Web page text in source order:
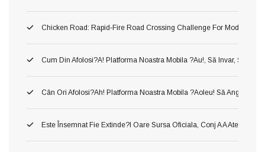
Chicken Road: Rapid‑Fire Road Crossing Challenge For Modern
Cum Din Afolosi?a! Platforma Noastra Mobila ?au!, Să Invar, Ş
Cân Ori Afolosi?ah! Platforma Noastra Mobila ?aoleu! Să
Este Însemnat Fie Extinde?i Oare Sursa Oficiala, Conj A A Atenţiona